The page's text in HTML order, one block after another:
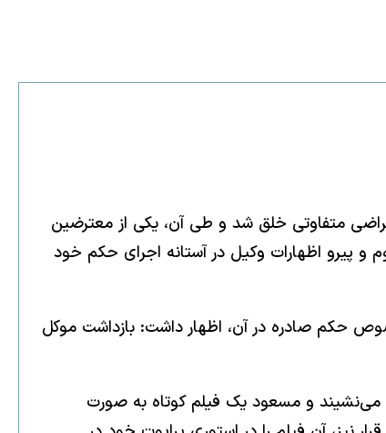
متفاوتی خلق شد و طی آن، یکی از معترضین
پیرو اظهارات وکیل در آستانه اجرای حکم خود
حکم صادره در آن، اظهار داشت: بازداشت موکل
می‌نشیند و مسعود یک فیلم کوتاه به صورت